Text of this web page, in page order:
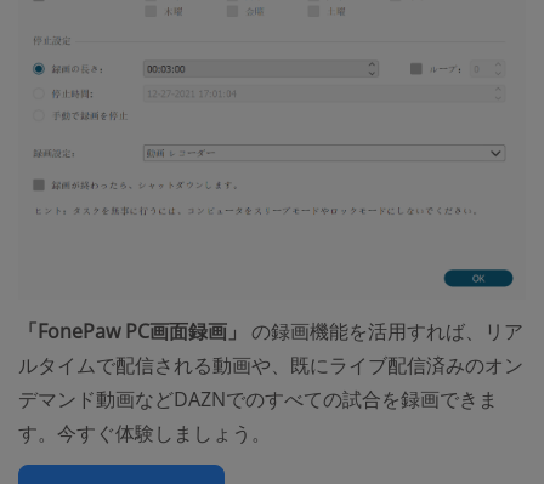
「FonePaw PC画面録画」 の録画機能を活用すれば、リア
ルタイムで配信される動画や、既にライブ配信済みのオン
デマンド動画などDAZNでのすべての試合を録画できま
す。今すぐ体験しましょう。